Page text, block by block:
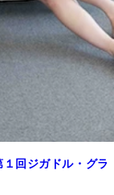
回ジガドル・グラ